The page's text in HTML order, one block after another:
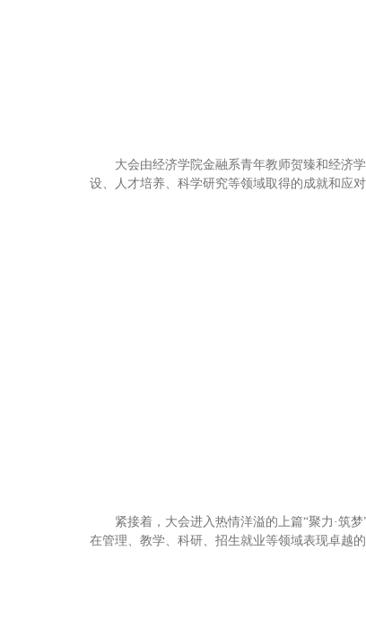
大会由经济学院金融系青年教师贺臻和经济
设、人才培养、科学研究等领域取得的成就和应
紧接着，大会进入热情洋溢的上篇“聚力·筑
在管理、教学、科研、招生就业等领域表现卓越